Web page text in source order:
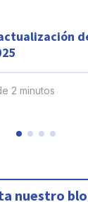
2 minutos
nuestro